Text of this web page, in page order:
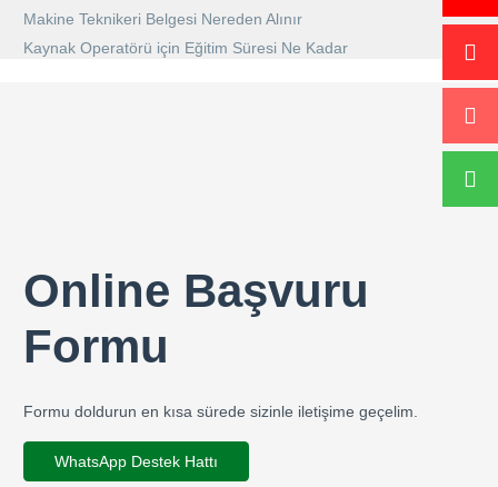
Makine Teknikeri Belgesi Nereden Alınır
Kaynak Operatörü için Eğitim Süresi Ne Kadar
Online Başvuru
Formu
Formu doldurun en kısa sürede sizinle iletişime geçelim.
WhatsApp Destek Hattı